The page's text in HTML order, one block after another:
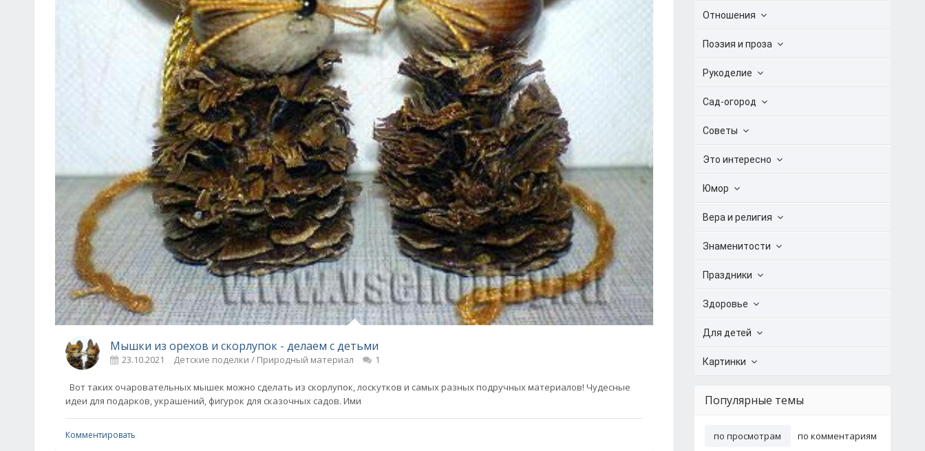
Мышки из орехов и скорлупок - делаем с детьми
23.10.2021 Детские поделки / Природный материал 1
Вот таких очаровательных мышек можно сделать из скорлупок, лоскутков и самых разных подручных материалов! Чудесные
идеи для подарков, украшений, фигурок для сказочных садов. Ими
Комментировать
Отношения
Поэзия и проза
Рукоделие
Сад-огород
Советы
Это интересно
Юмор
Вера и религия
Знаменитости
Праздники
Здоровье
Для детей
Картинки
Популярные темы
по просмотрам по комментариям